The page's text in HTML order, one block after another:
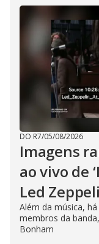
DO R7/05/08/2026
Imagens
ao vivo de
Led
Além da música,
membros da
Bonham